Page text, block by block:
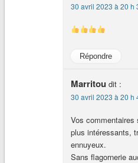
30 avril 2023 à 20 h
Répondre
Marritou dit :
30 avril 2023 à 20 h
Vos commentaires
plus intéressants,
ennuyeux.
Sans flagornerie